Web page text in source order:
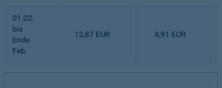
01.02.
bis
Ende
Feb.
12,87 EUR 8,91 EUR